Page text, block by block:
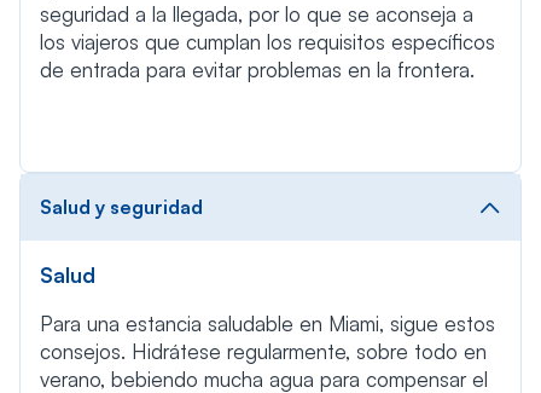
seguridad a la llegada, por lo que se aconseja a
los viajeros que cumplan los requisitos específicos
de entrada para evitar problemas en la frontera.
Salud y seguridad
Salud
Para una estancia saludable en Miami, sigue estos
consejos. Hidrátese regularmente, sobre todo en
verano, bebiendo mucha agua para compensar el